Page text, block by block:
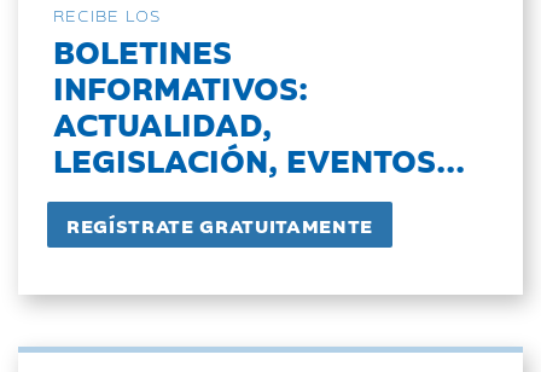
RECIBE LOS
BOLETINES
INFORMATIVOS:
ACTUALIDAD,
LEGISLACIÓN, EVENTOS...